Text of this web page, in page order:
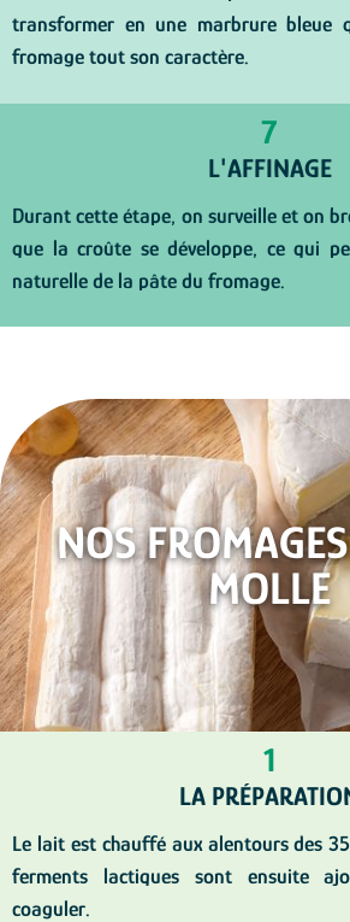
transformer en une marbrure bleue
fromage tout son caractère.
7
L'AFFINAGE
Durant cette étape, on surveille et on
que la croûte se développe, ce qui
naturelle de la pâte du fromage.
NOS
MOLLE
1
LA
Le lait est chauffé aux alentours des
ferments lactiques sont ensuite
coaguler.